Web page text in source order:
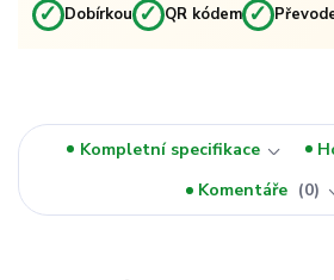
✓ Dobírkou ✓ QR kódem ✓
Kompletní specifikace
Komentáře
0